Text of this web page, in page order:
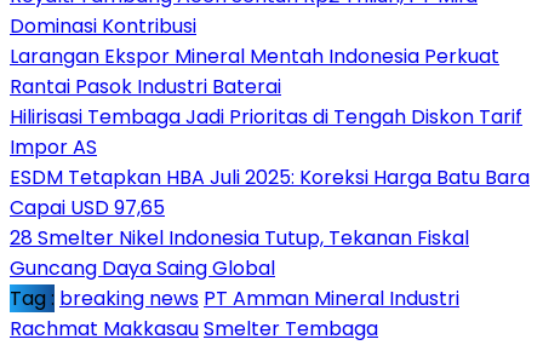
Dominasi Kontribusi
Larangan Ekspor Mineral Mentah Indonesia Perkuat
Rantai Pasok Industri Baterai
Hilirisasi Tembaga Jadi Prioritas di Tengah Diskon Tarif
Impor AS
ESDM Tetapkan HBA Juli 2025: Koreksi Harga Batu Bara
Capai USD 97,65
28 Smelter Nikel Indonesia Tutup, Tekanan Fiskal
Guncang Daya Saing Global
Tag : breaking news PT Amman Mineral Industri
Rachmat MakkasauSmelter Tembaga